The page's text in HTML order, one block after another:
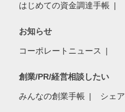
はじめての資金調達手帳
お知らせ
コーポレートニュース
創業/PR/経営相談したい
みんなの創業手帳 シェ